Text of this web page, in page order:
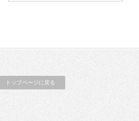
トップページに戻る